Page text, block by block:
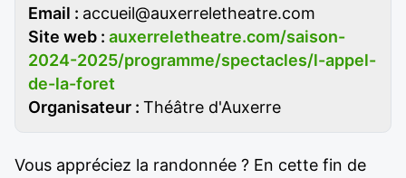
Email : accueil@auxerreletheatre.com
Site web : auxerreletheatre.com/saison-
2024-2025/programme/spectacles/l-appel-
de-la-foret
Organisateur : Théâtre d'Auxerre
Vous appréciez la randonnée ? En cette fin de